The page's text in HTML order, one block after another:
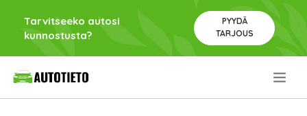
Tarvitseeko autosi
kunnostusta?
PYYDÄ
TARJOUS